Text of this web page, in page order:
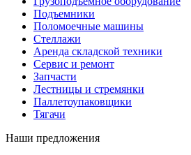
Подъемники
Поломоечные машины
Стеллажи
Аренда складской техники
Сервис и ремонт
Запчасти
Лестницы и стремянки
Паллетоупаковщики
Тягачи
Наши предложения